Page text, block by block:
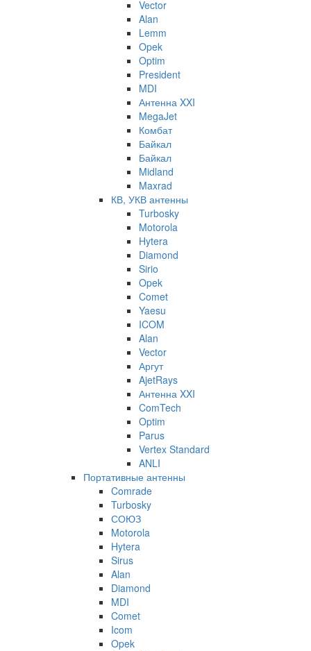
Vector
Alan
Lemm
Opek
Optim
President
MDI
Антенна XXI
MegaJet
Комбат
Байкал
Байкал
Midland
Maxrad
КВ, УКВ антенны
Turbosky
Motorola
Hytera
Diamond
Sirio
Opek
Comet
Yaesu
ICOM
Alan
Vector
Аргут
AjetRays
Антенна XXI
ComTech
Optim
Parus
Vertex Standard
ANLI
Портативные антенны
Comrade
Turbosky
СОЮЗ
Motorola
Hytera
Sirus
Alan
Diamond
MDI
Comet
Icom
Opek